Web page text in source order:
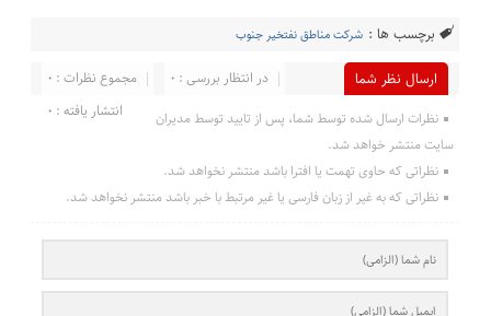
برچسب ها : شرکت مناطق نفتخیر جنوب
ارسال نظر شما مجموع نظرات : 0
در انتظار بررسی : 0
انتشار یافته : 0
نظرات ارسال شده توسط شما، پس از تایید توسط مدیران
سایت منتشر خواهد شد.
نظراتی که حاوی تهمت یا افترا باشد منتشر نخواهد شد.
نظراتی که به غیر از زبان فارسی یا غیر مرتبط با خبر باشد منتشر نخواهد شد.